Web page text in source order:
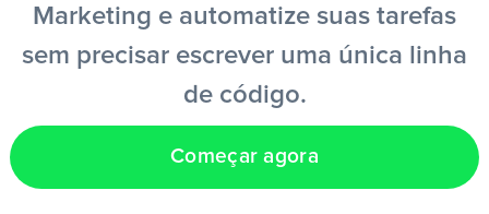
Marketing e automatize suas tarefas
sem precisar escrever uma única linha
de código.
Começar agora